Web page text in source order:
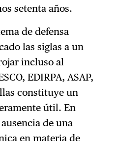
setenta años.
de defensa
las siglas a un
incluso al
EDIRPA, ASAP,
constituye un
útil. En
de una
en materia de